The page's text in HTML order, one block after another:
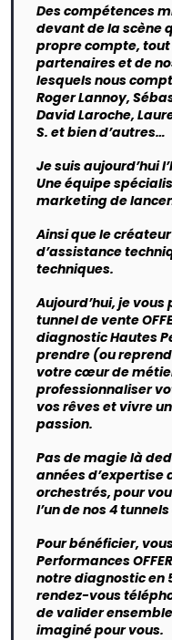
Des compétences
devant de la scène
propre compte,
partenaires et de
lesquels nous
Roger Lannoy,
David Laroche,
S. et bien d’autres…
Je suis aujourd’hui
Une équipe
marketing de
Ainsi que le
d’assistance
techniques.
Aujourd’hui, je
tunnel de vente
diagnostic Hautes
prendre (ou
votre cœur de
professionnaliser
vos rêves et vivre
passion.
Pas de magie là
années d’expertise
orchestrés, pour
l’un de nos 4
Pour bénéficier,
Performances
notre diagnostic en
rendez-vous
de valider
imaginé pour vous.